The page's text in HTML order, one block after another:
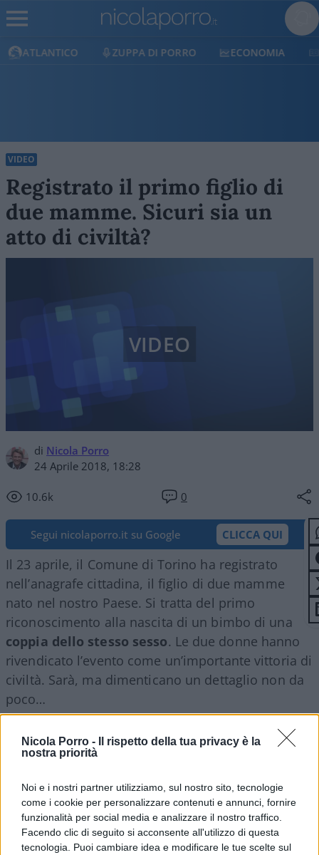
Nicola Porro -
Il rispetto della tua privacy è la
nostra priorità
Noi e i nostri partner utilizziamo, sul nostro sito, tecnologie
come i cookie per personalizzare contenuti e annunci, fornire
funzionalità per social media e analizzare il nostro traffico.
Facendo clic di seguito si acconsente all'utilizzo di questa
tecnologia. Puoi cambiare idea e modificare le tue scelte sul
ATLANTICO ZUPPA DI PORRO ECONOMIA
VIDEO
Registrato il primo figlio di
due mamme. Sicuri sia un
atto di civiltà?
di Nicola Porro
24 Aprile 2018, 18:28
10.6k 0
VIDEO
Segui nicolaporro.it su Google CLICCA QUI
Il 23 aprile, il Comune di Torino ha registrato
nell’anagrafe cittadina, il figlio di due mamme
nato nel nostro Paese. Si tratta del primo
riconoscimento alla nascita di un bimbo di una
coppia dello stesso sesso. Le due donne hanno
rivendicato l’evento come un’importante vittoria di
civiltà. Sarà, ma dimenticano un dettaglio non da
poco…
Il commento nel breve video sotto
Video
Player